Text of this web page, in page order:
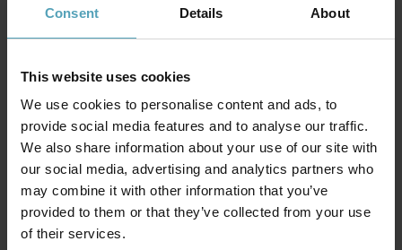
Consent Details About
This website uses cookies
We use cookies to personalise content and ads, to
provide social media features and to analyse our traffic.
We also share information about your use of our site with
our social media, advertising and analytics partners who
may combine it with other information that you’ve
provided to them or that they’ve collected from your use
of their services.
KARLSKRONA LAMPFABRIK
Droppskärm 100/190
630 kr
KARLSKRONA LAMPFABRIK
Balusterskärm 100/280